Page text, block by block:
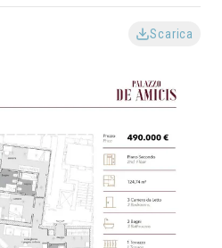
Scarica